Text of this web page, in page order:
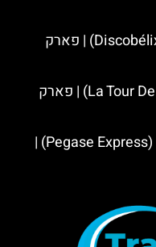
רכבת ההרים דיסקאובליקס – (Discobélix) | פארק
מגדל נמברוביס – (La Tour De Numerobis) | פארק
רכבת ההרים פגסוס אקספרס – (Pegase Express) |